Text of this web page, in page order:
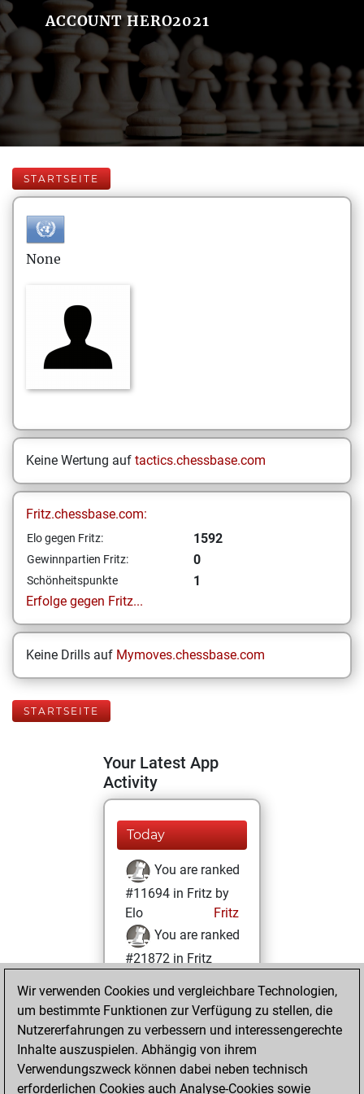
ACCOUNT HERO2021
STARTSEITE
None
Keine Wertung auf tactics.chessbase.com
Fritz.chessbase.com:
Elo gegen Fritz: 1592
Gewinnpartien Fritz: 0
Schönheitspunkte
1
Erfolge gegen Fritz...
Keine Drills auf Mymoves.chessbase.com
STARTSEITE
Your Latest App
Activity
Today
You are ranked
#11694 in Fritz by
Elo
Fritz
You are ranked
#21872 in Fritz
Mittwoch, März
10, 2021
You achieved a
BeautyScore of 1
Wir verwenden Cookies und vergleichbare Technologien,
um bestimmte Funktionen zur Verfügung zu stellen, die
Nutzererfahrungen zu verbessern und interessengerechte
Inhalte auszuspielen. Abhängig von ihrem
Verwendungszweck können dabei neben technisch
erforderlichen Cookies auch Analyse-Cookies sowie